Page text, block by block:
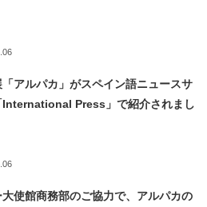
アルパカ」がスペイン語ニュースサ
International Press」で紹介されまし
使館商務部のご協力で、アルパカの